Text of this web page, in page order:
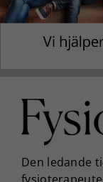
innehållet